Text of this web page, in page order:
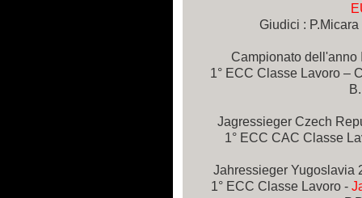
Giudici :
Campionato dell'anno
1° ECC Classe Lavoro –
Jagressieger Czech
1° ECC CAC Classe
Jahressieger Yugoslavia
1° ECC Classe Lavoro -